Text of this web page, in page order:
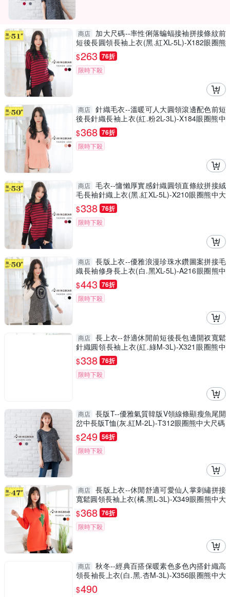
商店
加大尺碼--率性俐落蝙蝠接袖拼接條紋前
短後長圓領長袖上衣(黑.紅XL-5L)-X182眼圈熊
中大尺碼
$263 76折
限時下殺
商店 針織毛衣--溫暖可人大圓領滾邊配色前短
後長針織長袖上衣(紅.粉2L-3L)-X184眼圈熊中
大尺碼
$368 76折
限時下殺
商店 毛衣--慵懶厚實感針織圓領直條紋拼接絨
毛長袖針織上衣(黑.紅XL-5L)-X210眼圈熊中大
尺碼
$338 76折
限時下殺
商店 長版上衣--優雅浪漫珍珠水鑽圖案拼接毛
織長袖修身長上衣(白.黑XL-5L)-A216眼圈熊中
大尺碼
$443 76折
限時下殺
商店 長上衣--舒適休閒前短後長包邊開衩寬鬆
針織圓領長袖上衣(紅.綠M-3L)-X321眼圈熊中
大尺碼
$338 76折
限時下殺
商店 長版T--優雅氣質韓版V領線條顯瘦魚尾開
岔中長版T恤(灰.紅M-2L)-T312眼圈熊中大尺碼
$249 56折
限時下殺
商店 長版上衣--休閒舒適可愛仙人掌刺繡拼接
寬鬆圓領長袖上衣(橘.黑L-3L)-X349眼圈熊中大
尺碼
$368 76折
限時下殺
商店 秋冬--經典百搭保暖素色多色內搭針織高
領長袖長上衣(白.黑.杏M-3L)-X356眼圈熊中大
尺碼
$490